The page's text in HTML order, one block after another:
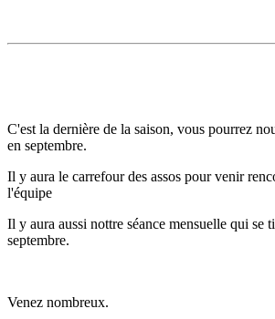
C'est la dernière de la saison, vous pourrez
en septembre.
Il y aura le carrefour des assos pour venir
l'équipe
Il y aura aussi nottre séance mensuelle qui se
septembre.
Venez nombreux.